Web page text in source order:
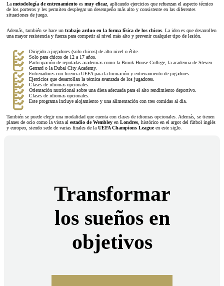
La metodología de entrenamiento es muy eficaz, aplicando ejercicios que refuerzan el aspecto técnico
de los porteros y les permiten desplegar un desempeño más alto y consistente en las diferentes
situaciones de juego.
Además, también se hace un trabajo arduo en la forma física de los chicos . La idea es que desarrollen
una mayor resistencia y fuerza para competir al nivel más alto y prevenir cualquier tipo de lesión.
Dirigido a jugadores (solo chicos) de alto nivel o élite.
Solo para chicos de 12 a 17 años.
Participación de reputadas academias como la Brook House College, la academia de Steven
Gerrard o la Dubai City Academy.
Entrenadores con licencia UEFA para la formación y entrenamiento de jugadores.
Ejercicios que desarrollan la técnica avanzada de los jugadores.
Clases de idiomas opcionales.
Orientación nutricional sobre una dieta adecuada para el alto rendimiento deportivo.
Clases de idiomas opcionales.
Este programa incluye alojamiento y una alimentación con tres comidas al día.
También se puede elegir una modalidad que cuenta con clases de idiomas opcionales. Además, se tienen
planes de ocio como la vista al estadio de Wembley en Londres , histórico en el argot del fútbol inglés
y europeo, siendo sede de varias finales de la UEFA Champions Leagueen este siglo.
Transformar
los sueños en
objetivos